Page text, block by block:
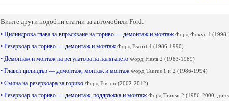
Вижте други подобни статии за автомобили Ford:
• Цилиндрова глава за впръскване на гориво — демонтаж и монтажФорд Фокус 1
• Резервоар за гориво — демонтаж и монтажФорд Escort 4 (1986-1990)
• Демонтаж и монтаж на регулатора на налягането Форд Fiesta 2 (1983-1989)
• Главен цилиндър — демонтаж, монтаж и монтажФорд Taurus 1 и 2 (1986-1994)
• Смяна на резервоара за гориво Форд Fusion (2002-2012)
• Резервоар за гориво — демонтаж, поддръжка и монтажФорд Transit 2 (1986-2000,